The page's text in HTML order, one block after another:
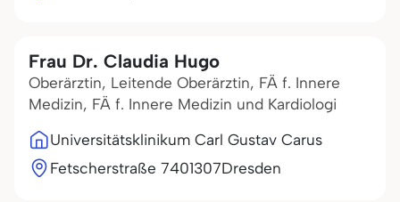
Frau Dr. Claudia Hugo
Oberärztin, Leitende Oberärztin, FÄ f. Innere
Medizin, FÄ f. Innere Medizin und Kardiologi
Universitätsklinikum Carl Gustav Carus
Fetscherstraße 7401307Dresden